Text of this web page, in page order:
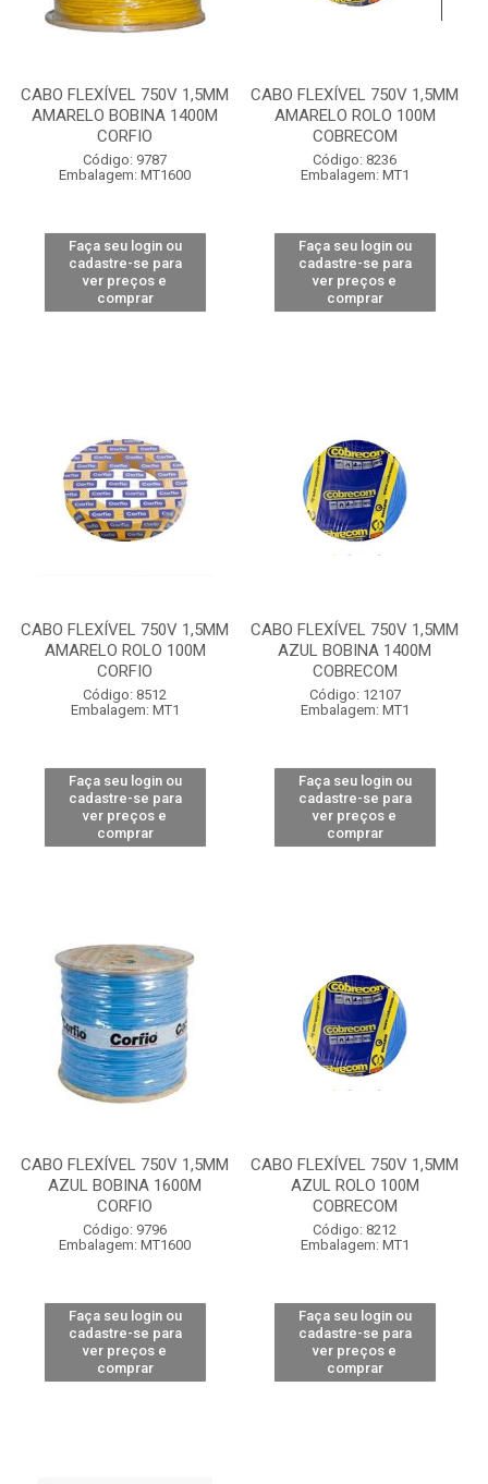
CABO FLEXÍVEL 750V 1,5MM
AMARELO BOBINA 1400M
CORFIO
Código: 9787
Embalagem: MT1600
Faça seu login ou
cadastre-se para
ver preços e
comprar
CABO FLEXÍVEL 750V 1,5MM
AMARELO ROLO 100M
COBRECOM
Código: 8236
Embalagem: MT1
Faça seu login ou
cadastre-se para
ver preços e
comprar
CABO FLEXÍVEL 750V 1,5MM
AMARELO ROLO 100M
CORFIO
Código: 8512
Embalagem: MT1
Faça seu login ou
cadastre-se para
ver preços e
comprar
CABO FLEXÍVEL 750V 1,5MM
AZUL BOBINA 1400M
COBRECOM
Código: 12107
Embalagem: MT1
Faça seu login ou
cadastre-se para
ver preços e
comprar
CABO FLEXÍVEL 750V 1,5MM
AZUL BOBINA 1600M
CORFIO
Código: 9796
Embalagem: MT1600
Faça seu login ou
cadastre-se para
ver preços e
comprar
CABO FLEXÍVEL 750V 1,5MM
AZUL ROLO 100M
COBRECOM
Código: 8212
Embalagem: MT1
Faça seu login ou
cadastre-se para
ver preços e
comprar